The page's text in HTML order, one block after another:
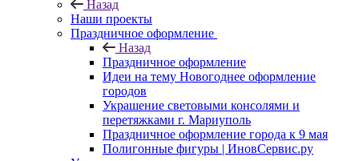
Назад
Наши проекты
Праздничное оформление
Назад
Праздничное оформление
Идеи на тему Новогоднее оформление
городов
Украшение световыми консолями и
перетяжками г. Мариуполь
Праздничное оформление города к 9 мая
Полигонные фигуры | ИновСервис.ру